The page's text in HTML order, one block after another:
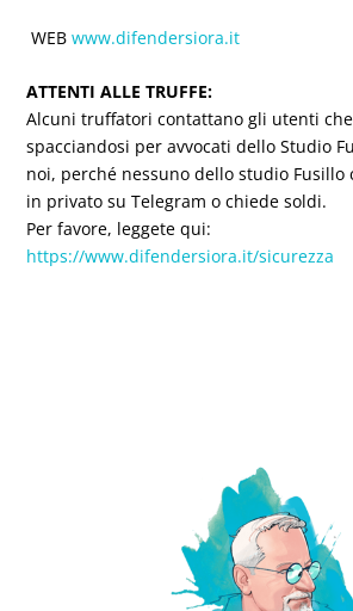
WEBwww.difendersiora.it
ATTENTI ALLE TRUFFE:
Alcuni truffatori contattano gli utenti
spacciandosi per avvocati dello Studio
noi, perché nessuno dello studio
in privato su Telegram o chiede soldi.
Per favore, leggete qui:
https://www.difendersiora.it/sicurezza